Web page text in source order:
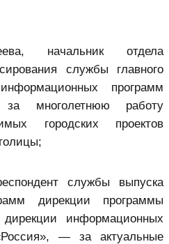
начальник отдела
службы главного
программ
многолетнюю работу
городских проектов
службы выпуска
дирекции программы
информационных
— за актуальные